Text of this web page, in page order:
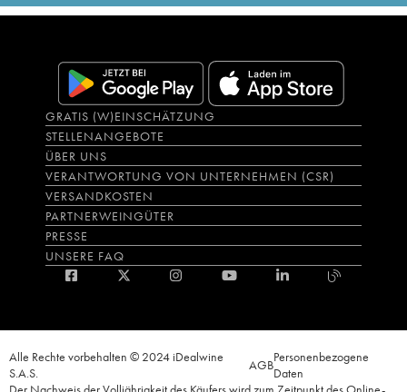
GRATIS (W)EINSCHÄTZUNG
STELLENANGEBOTE
ÜBER UNS
VERANTWORTUNG VON UNTERNEHMEN (CSR)
VERSANDKOSTEN
PARTNERWEINGÜTER
PRESSE
UNSERE FAQ
Alle Rechte vorbehalten © 2024 iDealwine
S.A.S.
AGBPersonenbezogene
Daten